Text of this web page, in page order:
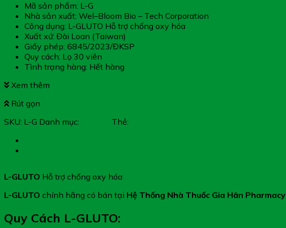
Mã sản phẩm: L-G
Nhà sản xuất: Wel–Bloom Bio – Tech Corporation
Công dụng: L-GLUTO Hỗ trợ chống oxy hóa
Xuất xứ: Đài Loan (Taiwan)
Giấy phép: 6845/2023/ĐKSP
Quy cách: Lọ 30 viên
Tình trạng hàng: Hết hàng
Xem thêm
Rút gọn
SKU: L-G Danh mục: Thẻ:
L-GLUTO Hỗ trợ chống oxy hóa
L-GLUTO chính hãng có bán tại Hệ Thống Nhà Thuốc Gia Hân Pharmacy
Quy Cách L-GLUTO: